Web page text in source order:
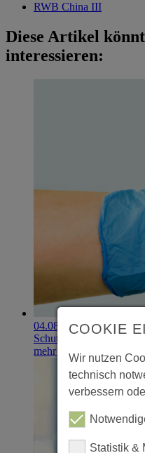
RWB China III
Diese Artikel
interessieren:
04.08.2026
Schutzhandschuhe
mehr erfahren
COOKIE
Wir nutzen
technisch
verbessern
Statistik &